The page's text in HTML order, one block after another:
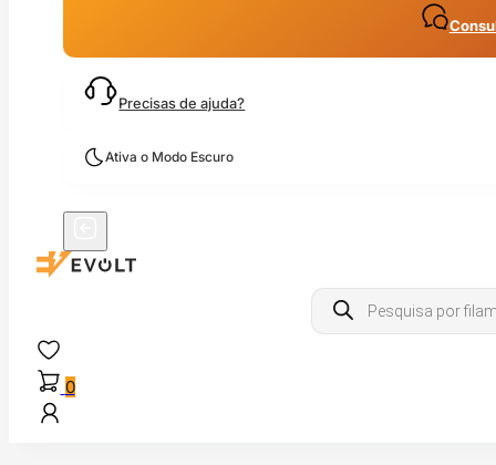
Precisas de ajuda?
Ativa o Modo Escuro
Products
search
0